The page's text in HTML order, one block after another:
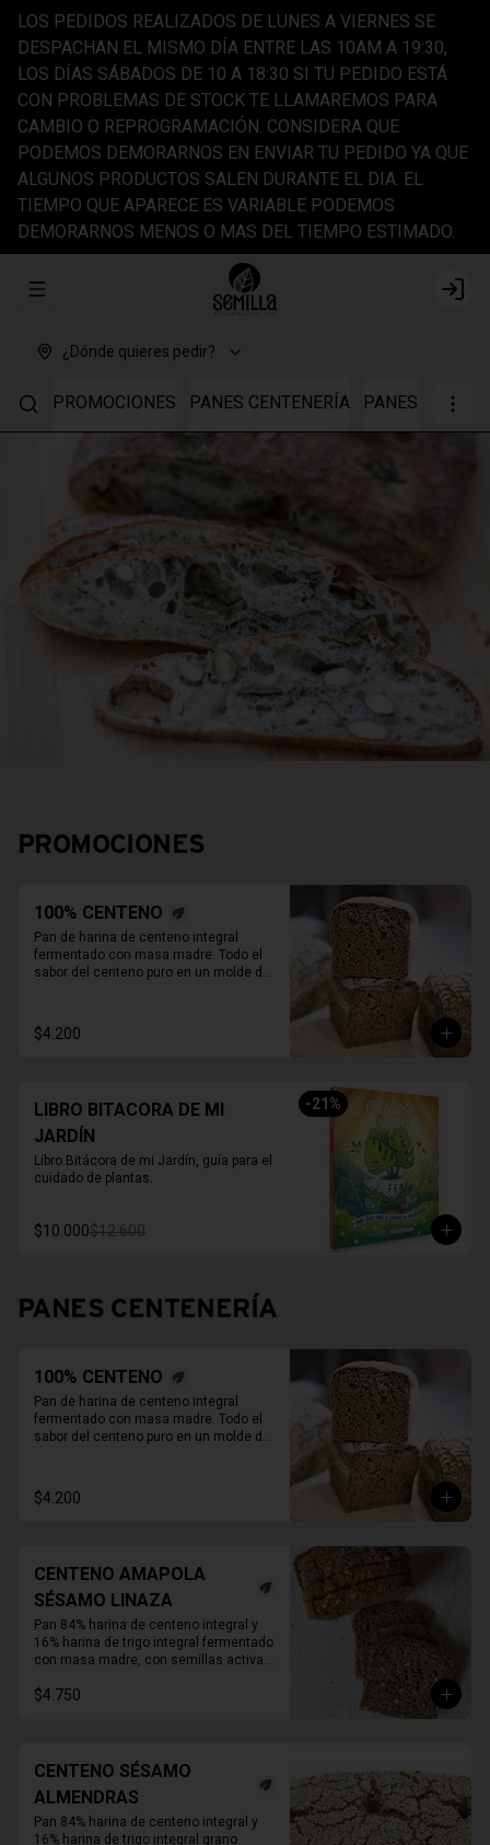
LOS PEDIDOS REALIZADOS DE LUNES A VIERNES SE
DESPACHAN EL MISMO DÍA ENTRE LAS 10AM A 19:30,
LOS DÍAS SÁBADOS DE 10 A 18:30 SI TU PEDIDO ESTÁ
CON PROBLEMAS DE STOCK TE LLAMAREMOS PARA
CAMBIO O REPROGRAMACIÓN. CONSIDERA QUE
PODEMOS DEMORARNOS EN ENVIAR TU PEDIDO YA QUE
ALGUNOS PRODUCTOS SALEN DURANTE EL DIA. EL
TIEMPO QUE APARECE ES VARIABLE PODEMOS
DEMORARNOS MENOS O MAS DEL TIEMPO ESTIMADO.
Abrir menu de navegación Login
¿Dónde quieres pedir?
PROMOCIONES PANES CENTENERÍA PANES TRIGO
PROMOCIONES
100% CENTENO
Pan de harina de centeno integral
fermentado con masa madre. Todo el
sabor del centeno puro en un molde de
En primavera verano REFRIGERAR
INMEDIATAMENTE.
$4.200
-21 %
LIBRO BITACORA DE MI
JARDÍN
Libro Bitácora de mi Jardín, guía para el
cuidado de plantas.
$10.000$12.600
PANES CENTENERÍA
100% CENTENO
Pan de harina de centeno integral
fermentado con masa madre. Todo el
sabor del centeno puro en un molde de
En primavera verano REFRIGERAR
INMEDIATAMENTE.
$4.200
CENTENO AMAPOLA
SÉSAMO LINAZA
Pan 84% harina de centeno integral y
16% harina de trigo integral fermentado
con masa madre, con semillas activas
1 KG.
$4.750
CENTENO SÉSAMO
ALMENDRAS
Pan 84% harina de centeno integral y
16% harina de trigo integral grano